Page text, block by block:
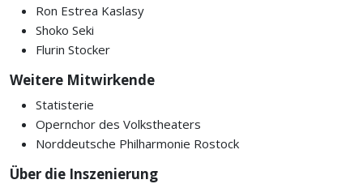
Ron Estrea Kaslasy
Shoko Seki
Flurin Stocker
Weitere Mitwirkende
Statisterie
Opernchor des Volkstheaters
Norddeutsche Philharmonie Rostock
Über die Inszenierung